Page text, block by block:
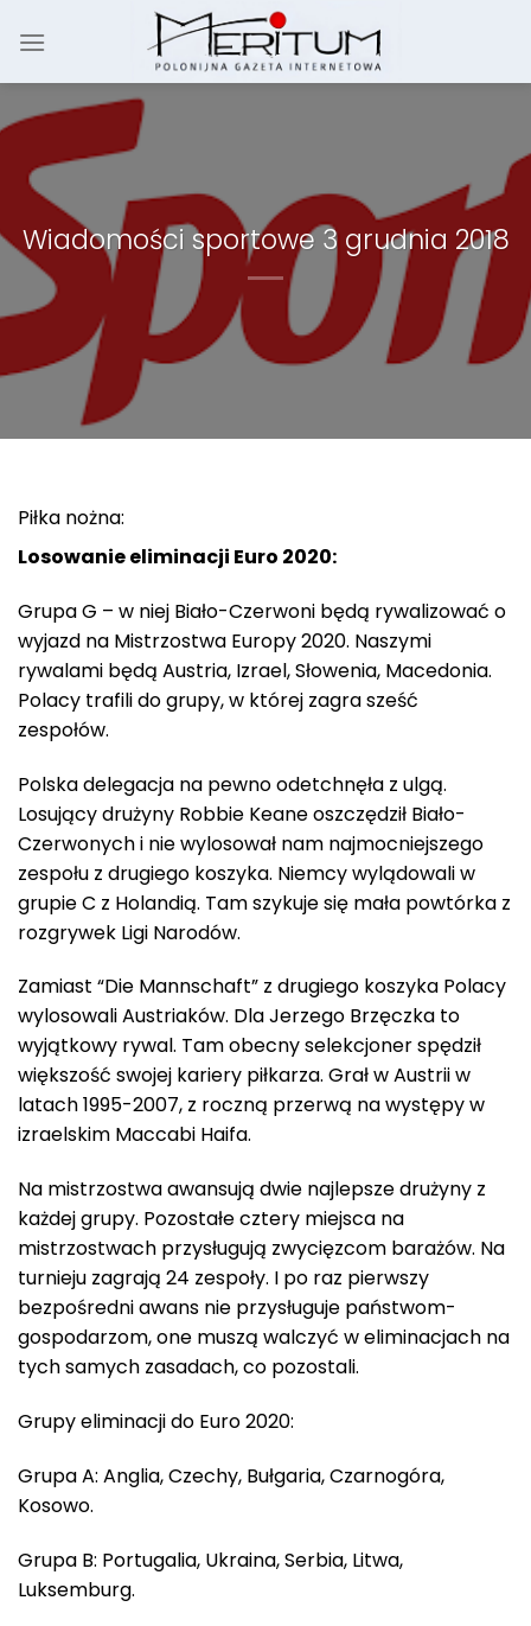
Wiadomości sportowe 3 grudnia 2018
Piłka nożna:
Losowanie eliminacji Euro 2020:
Grupa G – w niej Biało-Czerwoni będą rywalizować o
wyjazd na Mistrzostwa Europy 2020. Naszymi
rywalami będą Austria, Izrael, Słowenia, Macedonia.
Polacy trafili do grupy, w której zagra sześć
zespołów.
Polska delegacja na pewno odetchnęła z ulgą.
Losujący drużyny Robbie Keane oszczędził Biało-
Czerwonych i nie wylosował nam najmocniejszego
zespołu z drugiego koszyka. Niemcy wylądowali w
grupie C z Holandią. Tam szykuje się mała powtórka z
rozgrywek Ligi Narodów.
Zamiast “Die Mannschaft” z drugiego koszyka Polacy
wylosowali Austriaków. Dla Jerzego Brzęczka to
wyjątkowy rywal. Tam obecny selekcjoner spędził
większość swojej kariery piłkarza. Grał w Austrii w
latach 1995-2007, z roczną przerwą na występy w
izraelskim Maccabi Haifa.
Na mistrzostwa awansują dwie najlepsze drużyny z
każdej grupy. Pozostałe cztery miejsca na
mistrzostwach przysługują zwycięzcom barażów. Na
turnieju zagrają 24 zespoły. I po raz pierwszy
bezpośredni awans nie przysługuje państwom-
gospodarzom, one muszą walczyć w eliminacjach na
tych samych zasadach, co pozostali.
Grupy eliminacji do Euro 2020:
Grupa A: Anglia, Czechy, Bułgaria, Czarnogóra,
Kosowo.
Grupa B: Portugalia, Ukraina, Serbia, Litwa,
Luksemburg.